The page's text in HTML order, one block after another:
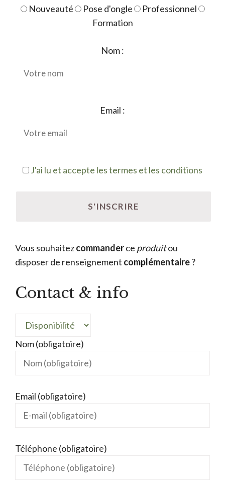
Nouveauté Pose d'ongle
Professionnel
Formation
Nom :
Email :
J'ai lu et accepte les termes et les conditions
Vous souhaitezcommanderce produitou
disposer de renseignement complémentaire?
Contact & info
Nom (obligatoire)
Email (obligatoire)
Téléphone (obligatoire)